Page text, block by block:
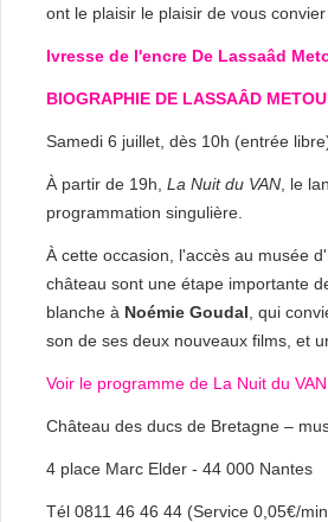
ont le plaisir le plaisir de vous
Ivresse de l'encre De Lassaâd
BIOGRAPHIE DE LASSAÂD
Samedi 6 juillet, dès 10h (entrée
À partir de 19h, La Nuit du VAN , le
programmation singulière.
À cette occasion, l'accès au musée
château sont une étape importante
blanche à Noémie Goudal , qui
son de ses deux nouveaux films, et
Voir le programme de La Nuit du VAN.
Château des ducs de Bretagne –
4 place Marc Elder - 44 000 Nantes
Tél 0811 46 46 44 (Service 0,05€/